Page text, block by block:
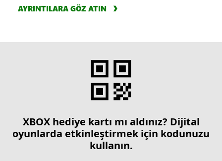
AYRINTILARA GÖZ ATIN
XBOX hediye kartı mı aldınız? Dijital
oyunlarda etkinleştirmek için kodunuzu
kullanın.